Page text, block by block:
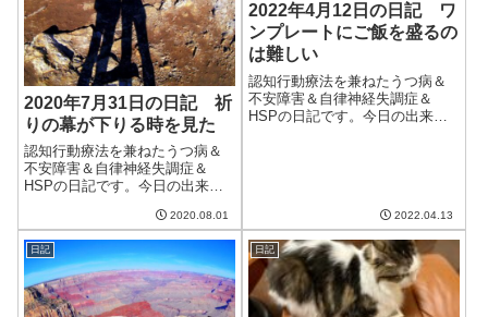
2020年7月31日の日記 祈
りの幕が下りる時を見た
認知行動療法を兼ねたうつ病＆
不安障害＆自律神経失調症＆
HSPの日記です。今日の出来事7
梅雨も最後らしい。本当に雨が
多くてじめじめした一か月だっ
た。8月はいい天気の日が増える
みたいなので体調にもいい影響
があると良い...
2020.08.01
2022年4月12日の日記 ワ
ンプレートにご飯を盛るの
は難しい
認知行動療法を兼ねたうつ病＆
不安障害＆自律神経失調症＆
HSPの日記です。今日の出来事
2022.04.13
日記 日記